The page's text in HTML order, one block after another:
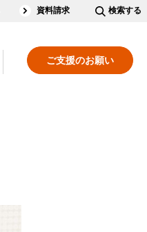
資料請求 検索する
ご支援のお願い